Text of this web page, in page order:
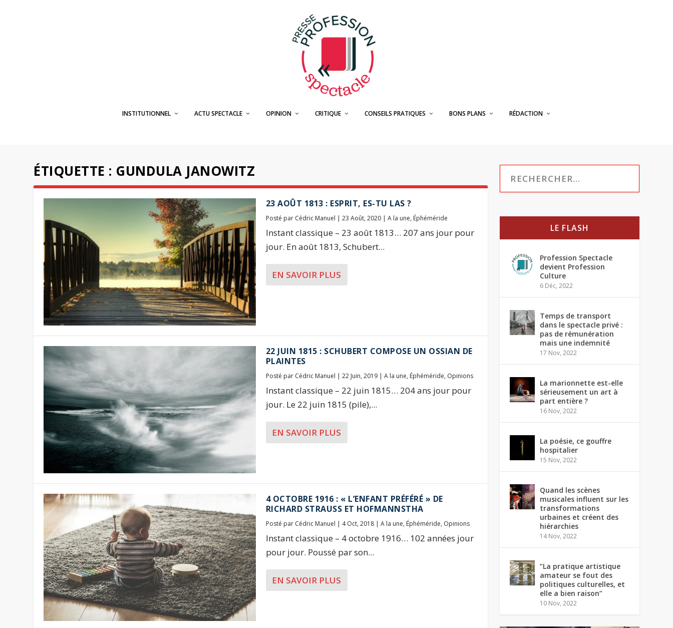
INSTITUTIONNEL ACTU SPECTACLE OPINION CRITIQUE CONSEILS PRATIQUES BONS PLANS RÉDACTION
ÉTIQUETTE : GUNDULA JANOWITZ
23 AOÛT 1813 : ESPRIT, ES-TU LAS ?
Posté par Cédric Manuel | 23 Août, 2020| A la une, Éphéméride
Instant classique – 23 août 1813… 207 ans jour pour
jour. En août 1813, Schubert...
EN SAVOIR PLUS
22 JUIN 1815 : SCHUBERT COMPOSE UN OSSIAN DE
PLAINTES
Posté par Cédric Manuel | 22 Juin, 2019| A la une, Éphéméride, Opinions
Instant classique – 22 juin 1815… 204 ans jour pour
jour. Le 22 juin 1815 (pile),...
EN SAVOIR PLUS
4 OCTOBRE 1916 : « L’ENFANT PRÉFÉRÉ » DE
RICHARD STRAUSS ET HOFMANNSTHA
Posté par Cédric Manuel | 4 Oct, 2018| A la une, Éphéméride, Opinions
Instant classique – 4 octobre 1916… 102 années jour
pour jour. Poussé par son...
EN SAVOIR PLUS
LE FLASH
Profession Spectacle
devient Profession
Culture
6 Déc, 2022
Temps de transport
dans le spectacle privé :
pas de rémunération
mais une indemnité
17 Nov, 2022
La marionnette est-elle
sérieusement un art à
part entière ?
16 Nov, 2022
La poésie, ce gouffre
hospitalier
15 Nov, 2022
Quand les scènes
musicales influent sur les
transformations
urbaines et créent des
hiérarchies
14 Nov, 2022
“La pratique artistique
amateur se fout des
politiques culturelles, et
elle a bien raison”
10 Nov, 2022